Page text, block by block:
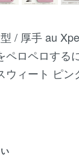
/ 厚手 au
ペロペロする
ウィート ピン